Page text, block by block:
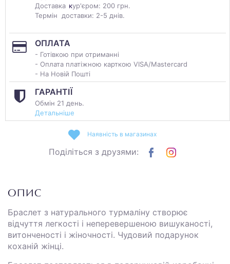
Доставка кур'єром: 200 грн.
Термін доставки: 2-5 днів.
ОПЛАТА
- Готівкою при отриманні
- Оплата платіжною карткою VISA/Mastercard
- На Новій Пошті
ГАРАНТІЇ
Обмін 21 день.
Детальніше
Наявність в магазинах
Поділіться з друзями:
ОПИС
Браслет з натурального турмаліну створює
відчуття легкості і неперевершеною вишуканості,
витонченості і жіночності. Чудовий подарунок
коханій жінці.